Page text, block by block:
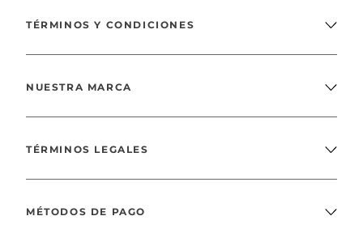
TÉRMINOS Y CONDICIONES
NUESTRA MARCA
TÉRMINOS LEGALES
MÉTODOS DE PAGO